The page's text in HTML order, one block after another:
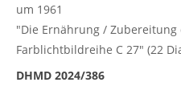
um 1961
"Die Ernährung /
Farblichtbildreihe C 27" (22
DHMD 2024/386